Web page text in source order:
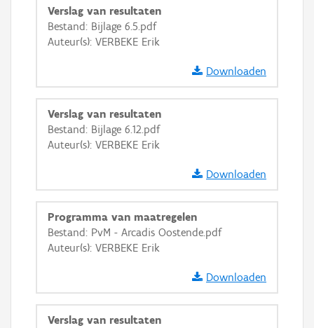
Verslag van resultaten
Bestand: Bijlage 6.5.pdf
Auteur(s): VERBEKE Erik
Downloaden
Verslag van resultaten
Bestand: Bijlage 6.12.pdf
Auteur(s): VERBEKE Erik
Downloaden
Programma van maatregelen
Bestand: PvM - Arcadis Oostende.pdf
Auteur(s): VERBEKE Erik
Downloaden
Verslag van resultaten